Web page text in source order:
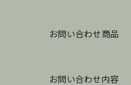
お問い合わせ商品
お問い合わせ内容